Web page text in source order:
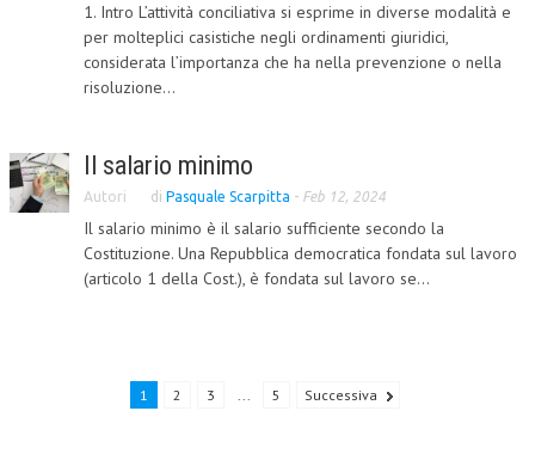
TRIBUTARIA
GIURISPRUDENZA
CIVILE
TRIBUTARIA
PENALE
ARCHIVIO EVENTI (FINO AL 2022)
1. Intro L’attività conciliativa si esprime in diverse modalità e
per molteplici casistiche negli ordinamenti giuridici,
considerata l’importanza che ha nella prevenzione o nella
risoluzione...
Il salario minimo
Autori di Pasquale Scarpitta - Feb 12, 2024
Il salario minimo è il salario sufficiente secondo la
Costituzione. Una Repubblica democratica fondata sul lavoro
(articolo 1 della Cost.), è fondata sul lavoro se...
1 2 3 ... 5 Successiva